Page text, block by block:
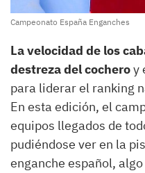
Campeonato España Enganches
La velocidad de los
destreza del cocheroy
para liderar el ranking
En esta edición, el
equipos llegados de
pudiéndose ver en la
enganche español,